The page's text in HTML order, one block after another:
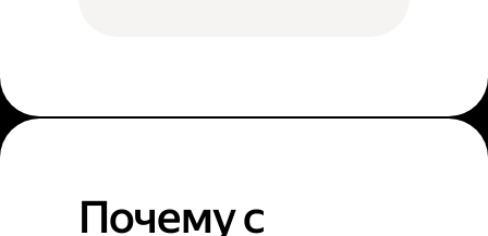
Почему с